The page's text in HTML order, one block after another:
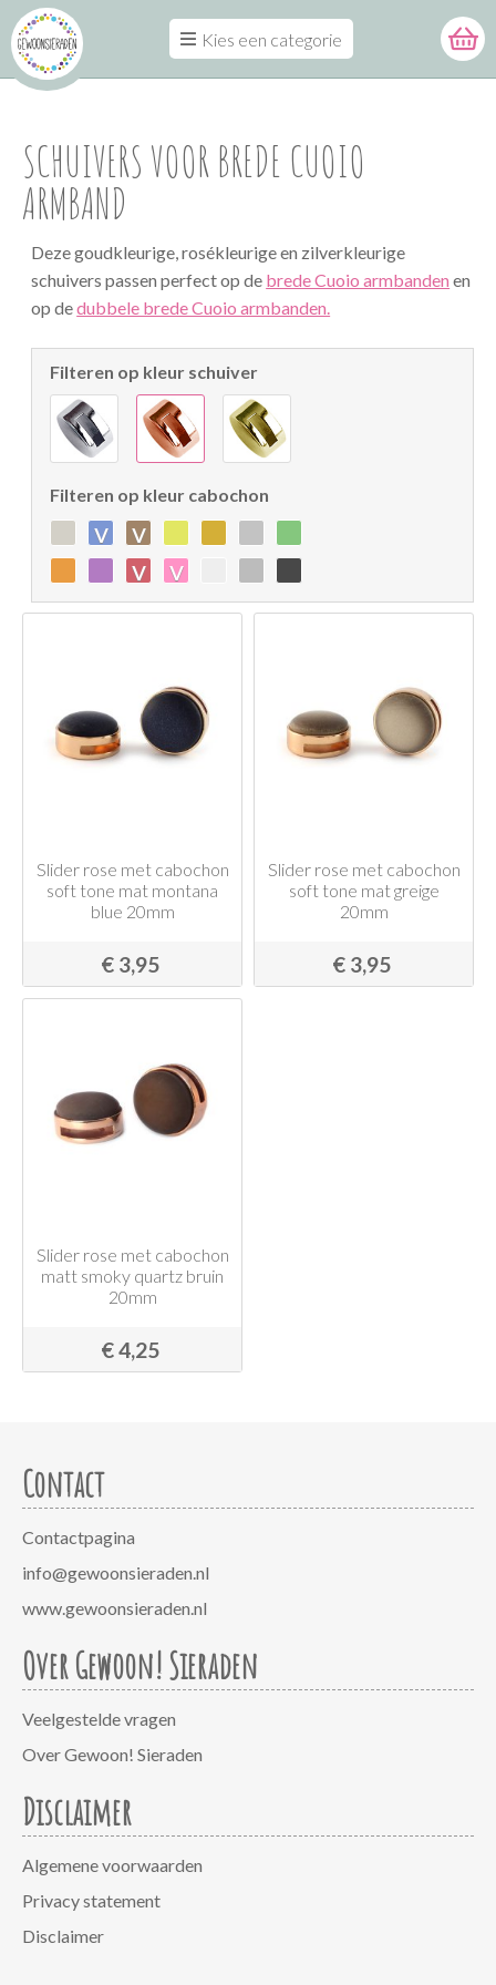
Kies een categorie
SCHUIVERS VOOR BREDE CUOIO
ARMBAND
Deze goudkleurige, rosékleurige en zilverkleurige
schuivers passen perfect op de brede Cuoio armbanden en
op dedubbele brede Cuoio armbanden.
Filteren op kleur schuiver
Filteren op kleur cabochon
v
v
v
v
Slider rose met cabochon
soft tone mat montana
blue 20mm
€ 3,95
Slider rose met cabochon
soft tone mat greige
20mm
€ 3,95
Slider rose met cabochon
matt smoky quartz bruin
20mm
€ 4,25
Contact
Contactpagina
info@gewoonsieraden.nl
www.gewoonsieraden.nl
Over Gewoon! Sieraden
Veelgestelde vragen
Over Gewoon! Sieraden
Disclaimer
Algemene voorwaarden
Privacy statement
Disclaimer